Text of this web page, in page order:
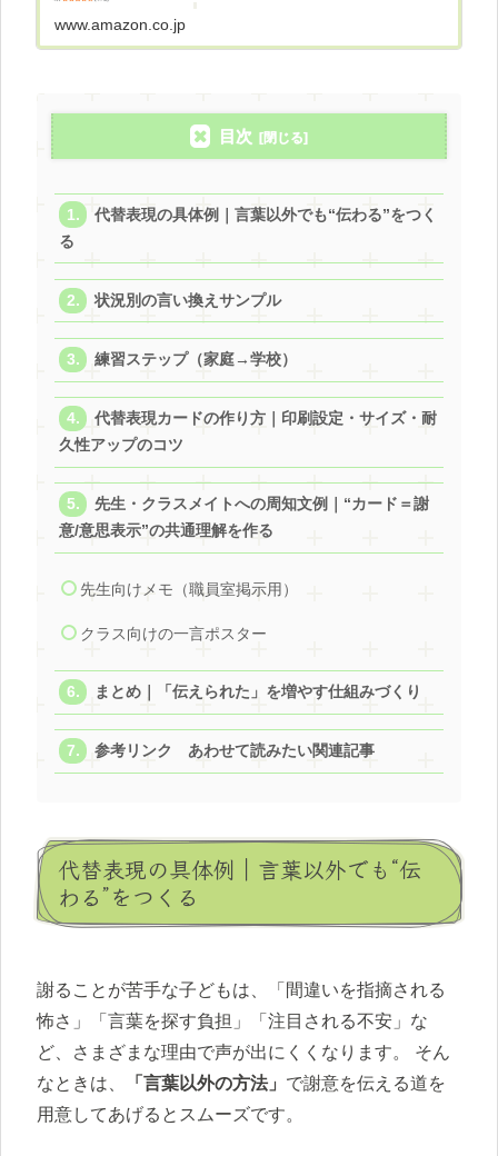
www.amazon.co.jp
目次
代替表現の具体例｜言葉以外でも“伝わる”をつく
る
状況別の言い換えサンプル
練習ステップ（家庭→学校）
代替表現カードの作り方｜印刷設定・サイズ・耐
久性アップのコツ
先生・クラスメイトへの周知文例｜“カード＝謝
意/意思表示”の共通理解を作る
先生向けメモ（職員室掲示用）
クラス向けの一言ポスター
まとめ｜「伝えられた」を増やす仕組みづくり
参考リンク あわせて読みたい関連記事
代替表現の具体例｜言葉以外でも“伝
わる”をつくる
謝ることが苦手な子どもは、「間違いを指摘される
怖さ」「言葉を探す負担」「注目される不安」な
ど、さまざまな理由で声が出にくくなります。 そん
なときは、
「言葉以外の方法」 で謝意を伝える道を
用意してあげるとスムーズです。